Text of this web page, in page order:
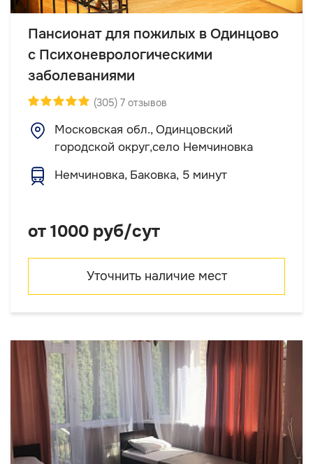
Пансионат для пожилых в Одинцово
с Психоневрологическими
заболеваниями
(305) 7 отзывов
Московская обл., Одинцовский
городской округ,село Немчиновка
Немчиновка, Баковка, 5 минут
от 1000 руб/сут
Уточнить наличие мест